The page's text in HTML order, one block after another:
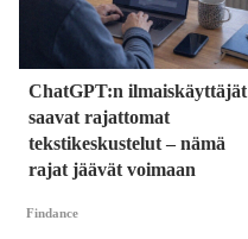
ChatGPT:n ilmaiskäyttäjät
saavat rajattomat
tekstikeskustelut – nämä
rajat jäävät voimaan
Findance